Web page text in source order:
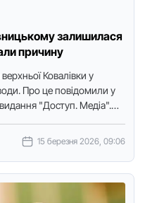
залишилася
причину
Ковалівки у
Про це повідомили у
"Доступ. Медіа".
15 березня 2026, 09:06